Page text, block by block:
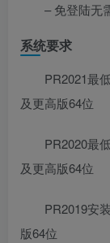
– 免登陆无
系统要求
PR2021最
及更高版64位
PR2020最
及更高版64位
PR2019安
版64位